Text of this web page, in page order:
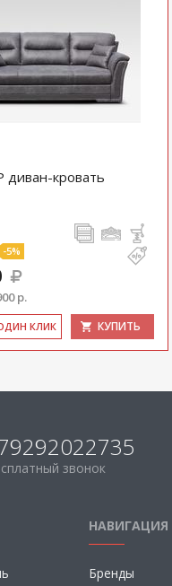
кровать
-5%
р.
КЛИК КУПИТЬ
звонок
НАВИГАЦИЯ
Бренды